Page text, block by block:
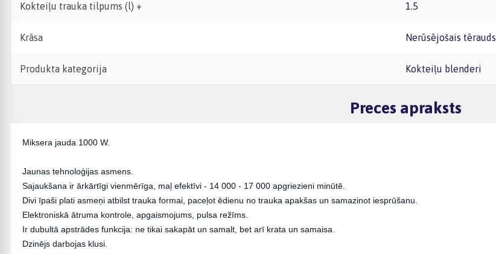
Kokteiļu trauka tilpums (l) + 1.5
Krāsa Nerūsējošais tērauds
Produkta kategorija Kokteiļu blenderi
Preces apraksts
Miksera jauda 1000 W.
Jaunas tehnoloģijas asmens.
Sajaukšana ir ārkārtīgi vienmērīga, maļ efektīvi - 14 000 - 17 000 apgriezieni minūtē.
Divi īpaši plati asmeņi atbilst trauka formai, paceļot ēdienu no trauka apakšas un samazinot iesprūšanu.
Elektroniskā ātruma kontrole, apgaismojums, pulsa režīms.
Ir dubultā apstrādes funkcija: ne tikai sakapāt un samalt, bet arī krata un samaisa.
Dzinējs darbojas klusi.